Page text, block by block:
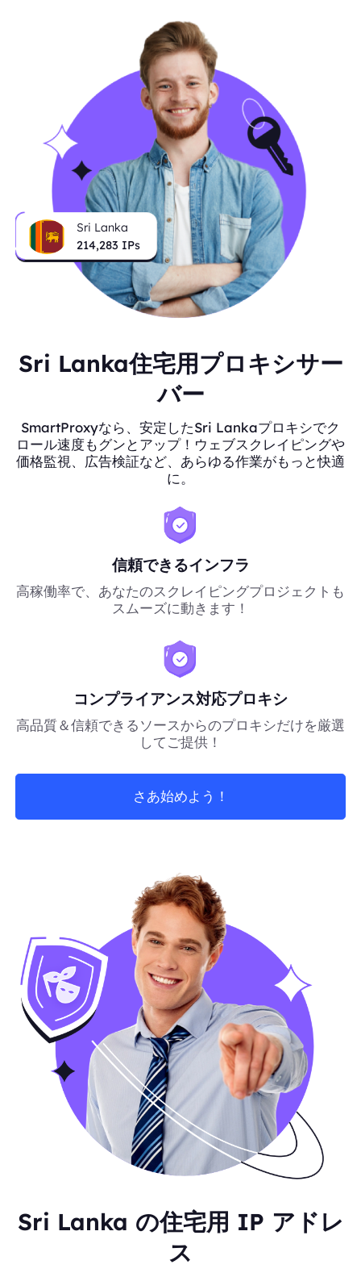
Sri Lanka
214,283 IPs
Sri Lanka住宅用プロキシサー
バー
SmartProxyなら、安定したSri Lankaプロキシでク
ロール速度もグンとアップ！ウェブスクレイピングや
価格監視、広告検証など、あらゆる作業がもっと快適
に。
信頼できるインフラ
高稼働率で、あなたのスクレイピングプロジェクトも
スムーズに動きます！
コンプライアンス対応プロキシ
高品質＆信頼できるソースからのプロキシだけを厳選
してご提供！
さあ始めよう！
Sri Lanka の住宅用 IP アドレ
ス